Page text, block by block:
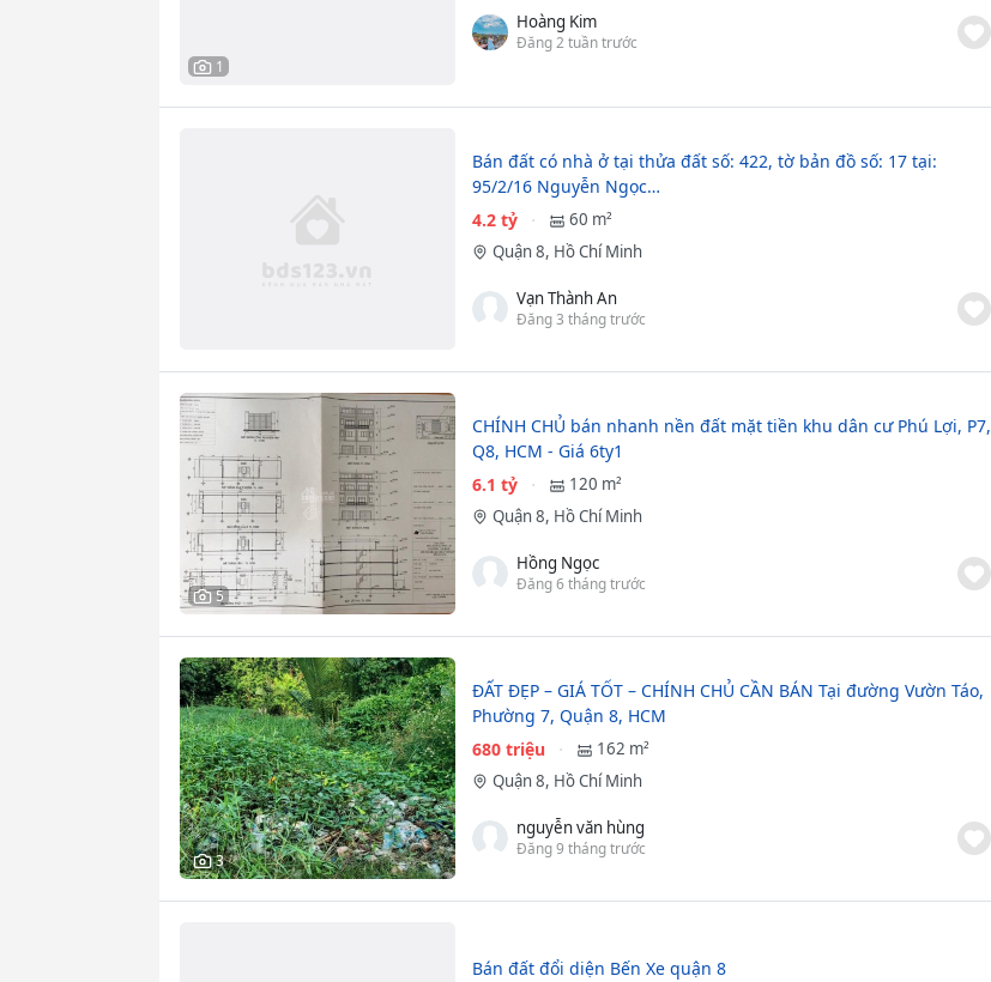
1
Hoàng Kim
Đăng 2 tuần trước
Bán đất có nhà ở tại thửa đất số: 422, tờ bản đồ số: 17 tại:
95/2/16 Nguyễn Ngọc…
4.2 tỷ
60 m²
Quận 8, Hồ Chí Minh
Vạn Thành An
Đăng 3 tháng trước
5
CHÍNH CHỦ bán nhanh nền đất mặt tiền khu dân cư Phú Lợi, P7,
Q8, HCM - Giá 6ty1
6.1 tỷ
120 m²
Quận 8, Hồ Chí Minh
Hồng Ngọc
Đăng 6 tháng trước
3
ĐẤT ĐẸP – GIÁ TỐT – CHÍNH CHỦ CẦN BÁN Tại đường Vườn Táo,
Phường 7, Quận 8, HCM
680 triệu
162 m²
Quận 8, Hồ Chí Minh
nguyễn văn hùng
Đăng 9 tháng trước
Bán đất đổi diện Bến Xe quận 8